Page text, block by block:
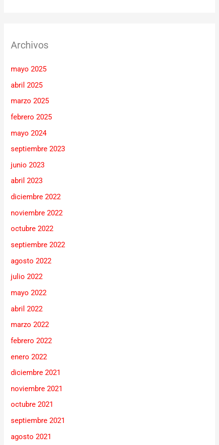
Archivos
mayo 2025
abril 2025
marzo 2025
febrero 2025
mayo 2024
septiembre 2023
junio 2023
abril 2023
diciembre 2022
noviembre 2022
octubre 2022
septiembre 2022
agosto 2022
julio 2022
mayo 2022
abril 2022
marzo 2022
febrero 2022
enero 2022
diciembre 2021
noviembre 2021
octubre 2021
septiembre 2021
agosto 2021